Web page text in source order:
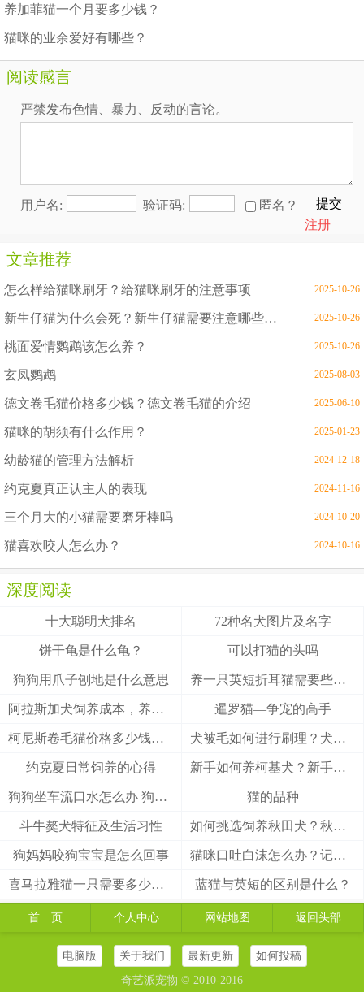
养加菲猫一个月要多少钱？
猫咪的业余爱好有哪些？
阅读感言
严禁发布色情、暴力、反动的言论。
用户名: 验证码: 匿名？
提交
注册
文章推荐
怎么样给猫咪刷牙？给猫咪刷牙的注意事项 2025-10-26
新生仔猫为什么会死？新生仔猫需要注意哪些问题 2025-10-26
桃面爱情鹦鹉该怎么养？ 2025-10-26
玄凤鹦鹉 2025-08-03
德文卷毛猫价格多少钱？德文卷毛猫的介绍 2025-06-10
猫咪的胡须有什么作用？ 2025-01-23
幼龄猫的管理方法解析 2024-12-18
约克夏真正认主人的表现 2024-11-16
三个月大的小猫需要磨牙棒吗 2024-10-20
猫喜欢咬人怎么办？ 2024-10-16
深度阅读
十大聪明犬排名 72种名犬图片及名字
饼干龟是什么龟？ 可以打猫的头吗
狗狗用爪子刨地是什么意思 养一只英短折耳猫需要些什么
阿拉斯加犬饲养成本，养阿拉斯加犬一个月要多少钱？ 暹罗猫—争宠的高手
柯尼斯卷毛猫价格多少钱？柯尼斯卷毛猫的介绍 犬被毛如何进行刷理？犬被毛刷理方法！
约克夏日常饲养的心得 新手如何养柯基犬？新手养柯基的四大要点
狗狗坐车流口水怎么办 狗狗晕车会流口水 猫的品种
斗牛獒犬特征及生活习性 如何挑选饲养秋田犬？秋田犬有什么优缺点
狗妈妈咬狗宝宝是怎么回事 猫咪口吐白沫怎么办？记住这3招能救猫一命
喜马拉雅猫一只需要多少钱？ 蓝猫与英短的区别是什么？
首 页 个人中心 网站地图 返回头部
电脑版 关于我们 最新更新
如何投稿
奇艺派宠物 © 2010-2016